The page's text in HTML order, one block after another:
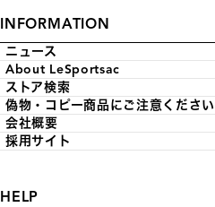
INFORMATION
ニュース
About LeSportsac
ストア検索
偽物・コピー商品にご注意ください
会社概要
採用サイト
HELP